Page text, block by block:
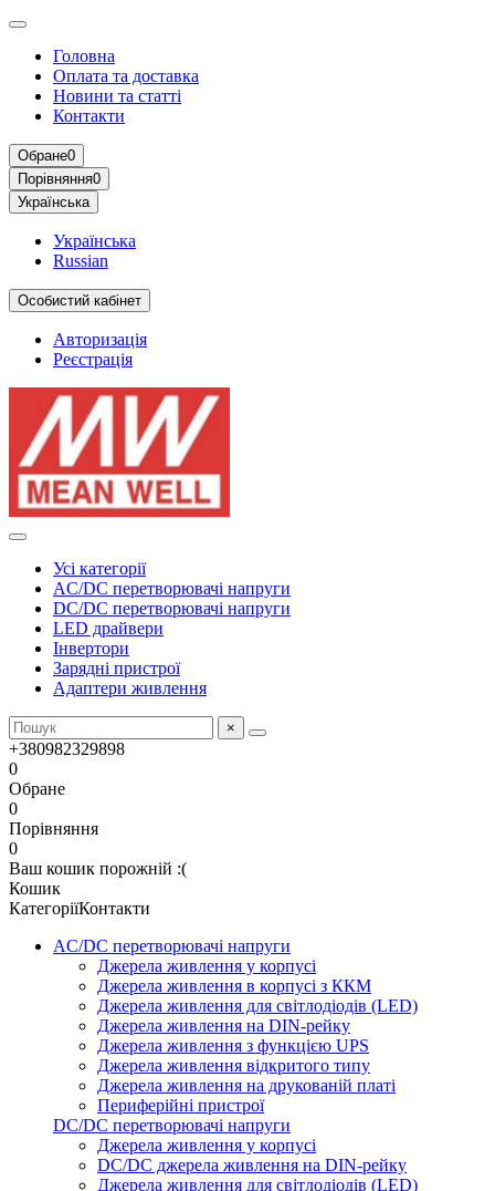
Головна
Оплата та доставка
Новини та статті
Контакти
Обране0
Порівняння0
Українська
Українська
Russian
Особистий кабінет
Авторизація
Реєстрація
Усі категорії
AC/DC перетворювачі напруги
DC/DC перетворювачі напруги
LED драйвери
Інвертори
Зарядні пристрої
Адаптери живлення
×
+380982329898
0
Обране
0
Порівняння
0
Ваш кошик порожній :(
Кошик
КатегоріїКонтакти
AC/DC перетворювачі напруги
Джерела живлення у корпусі
Джерела живлення в корпусі з ККМ
Джерела живлення для світлодіодів (LED)
Джерела живлення на DIN-рейку
Джерела живлення з функцією UPS
Джерела живлення відкритого типу
Джерела живлення на друкованій платі
Периферійні пристрої
DC/DC перетворювачі напруги
Джерела живлення у корпусі
DC/DC джерела живлення на DIN-рейку
Джерела живлення для світлодіодів (LED)